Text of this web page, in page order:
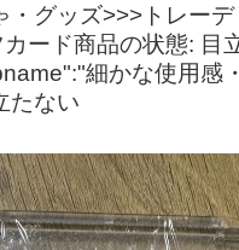
・グッズ>>>トレー
カード商品の状態: 目
細かな使用感
たない